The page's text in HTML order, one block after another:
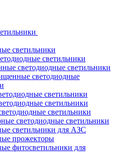
светильники
светильники
светодиодные светильники
светодиодные
светильники
светильники
светильники
светодиодные светильники
светильники для АЗС
прожекторы
фитосветильники для